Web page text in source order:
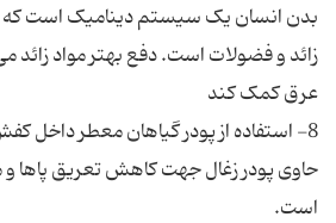
بدن انسان یک سیستم دینامیک است که
زائد و فضولات است. دفع بهتر مواد زائد
8- استفاده از پودر گیاهان معطر داخل
حاوی پودر زغال جهت کاهش تعریق پاها و